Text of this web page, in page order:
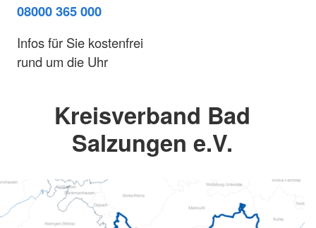
08000 365 000
Infos für Sie kostenfrei
rund um die Uhr
Kreisverband Bad
Salzungen e.V.